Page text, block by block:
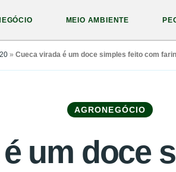
MEIO AMBIENTE
» Cueca virada é um doce simples feito com
AGRONEGÓCIO
um doce